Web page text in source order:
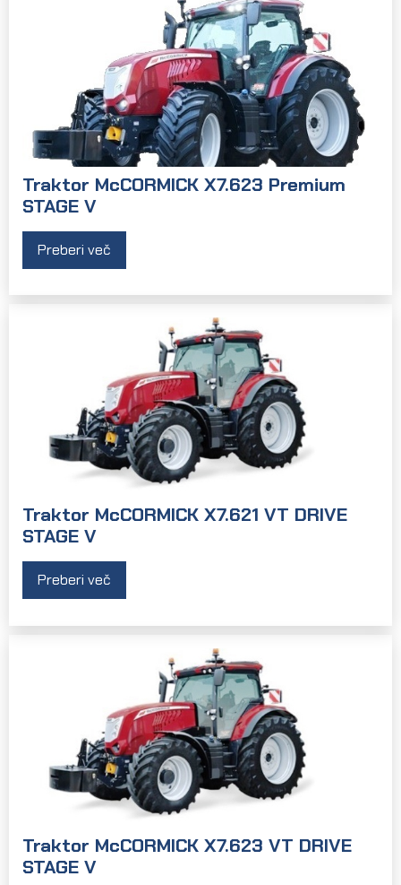
Traktor McCORMICK X7.623 Premium
STAGE V
Preberi več
Traktor McCORMICK X7.621 VT DRIVE
STAGE V
Preberi več
Traktor McCORMICK X7.623 VT DRIVE
STAGE V